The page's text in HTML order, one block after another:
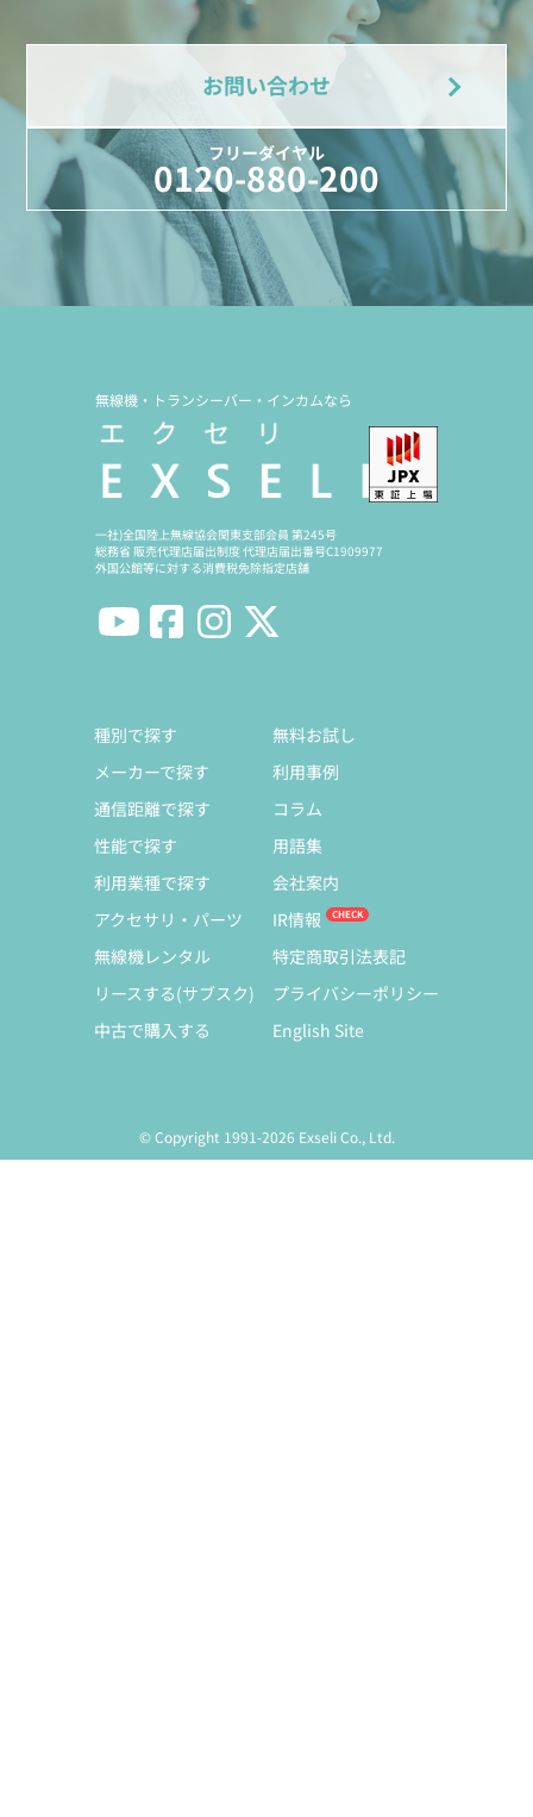
お問い合わせ
フリーダイヤル
0120-880-200
無線機・トランシーバー・インカムなら
一社)全国陸上無線協会関東支部会員 第245号
総務省 販売代理店届出制度 代理店届出番号C1909977
外国公館等に対する消費税免除指定店舗
種別で探す
メーカーで探す
通信距離で探す
性能で探す
利用業種で探す
アクセサリ・パーツ
無線機レンタル
リースする(サブスク)
中古で購入する
無料お試し
利用事例
コラム
用語集
会社案内
IR情報
特定商取引法表記
プライバシーポリシー
English Site
© Copyright 1991-2026 Exseli Co., Ltd.